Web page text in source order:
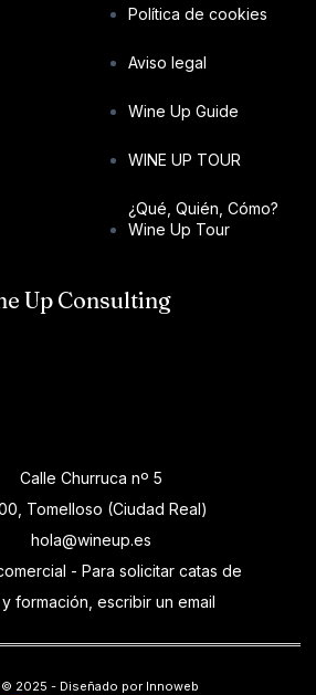
Política de cookies
Aviso legal
Wine Up Guide
WINE UP TOUR
¿Qué, Quién, Cómo?
Wine Up Tour
Up Consulting
Calle Churruca nº 5
Tomelloso (Ciudad Real)
hola@wineup.es
- Para solicitar catas de
formación, escribir un email
2025 - Diseñado por Innoweb